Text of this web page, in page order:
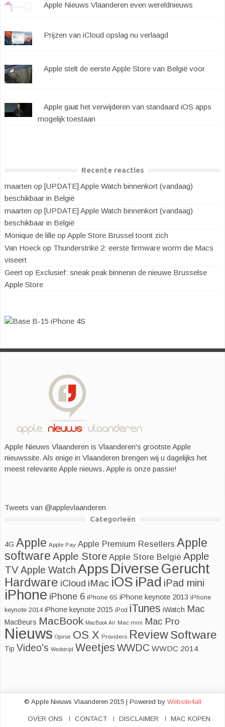
Apple Nieuws Vlaanderen even wereldnieuws
Prijzen van iCloud opslag nu verlaagd
Apple stelt de eerste Apple Store van België voor
Apple gaat het verwijderen van standaard iOS apps
mogelijk toestaan
Recente reacties
maarten op [UPDATE] Apple Watch binnenkort (vandaag)
beschikbaar in België
maarten op [UPDATE] Apple Watch binnenkort (vandaag)
beschikbaar in België
Monique de lille op Apple Store Brussel toont zich
Van Hoeck op Thunderstrike 2: eerste firmware worm die Macs
viseert
Geert op Exclusief: sneak peak binnenin de nieuwe Brusselse
Apple Store
Apple Nieuws Vlaanderen is Vlaanderen's grootste Apple
nieuwssite. Als enige in Vlaanderen brengen wij u dagelijks het
meest relevante Apple nieuws. Apple is onze passie!
Tweets van @applevlaanderen
Categorieën
4G Apple Apple Pay Apple Premium Resellers Apple
software Apple Store Apple Store België Apple
TVApple Watch Apps Diverse Gerucht
Hardware iCloud iMac iOS iPad iPad mini
iPhone iPhone 6 iPhone 6S iPhone keynote 2013 iPhone
keynote 2014 iPhone keynote 2015 iPod iTunes iWatch Mac
MacBeurs MacBook MacBook Air Mac mini Mac Pro
Nieuws Opinie OS X Providers ReviewSoftware
Tip Video's Wedstrijd Weetjes WWDC WWDC 2014
© Apple Nieuws Vlaanderen 2015 | Powered by Website4all
OVER ONS CONTACT DISCLAIMER MAC KOPEN